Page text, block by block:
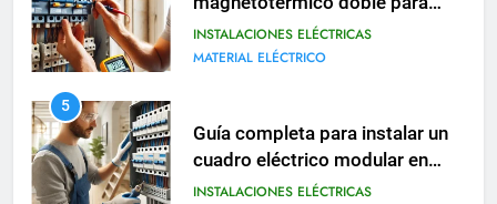
cuadro eléctrico modular en
viviendas
INSTALACIONES ELÉCTRICAS
6
Cómo realizar una instalación
eléctrica provisional en obras o
reformas
INSTALACIONES ELÉCTRICAS